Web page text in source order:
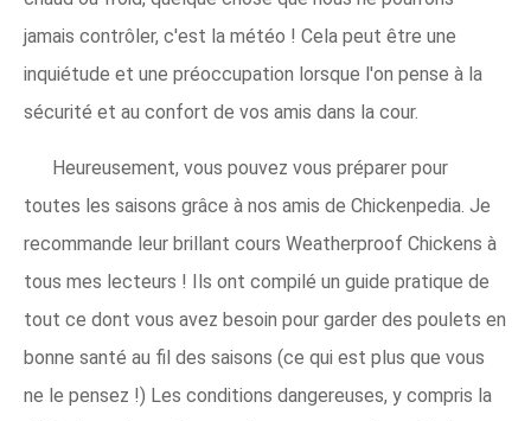
jamais contrôler, c'est la météo ! Cela peut être une
inquiétude et une préoccupation lorsque l'on pense à la
sécurité et au confort de vos amis dans la cour.
Heureusement, vous pouvez vous préparer pour
toutes les saisons grâce à nos amis de Chickenpedia. Je
recommande leur brillant cours Weatherproof Chickens à
tous mes lecteurs ! Ils ont compilé un guide pratique de
tout ce dont vous avez besoin pour garder des poulets en
bonne santé au fil des saisons (ce qui est plus que vous
ne le pensez !) Les conditions dangereuses, y compris la